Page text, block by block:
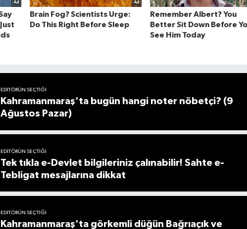
EDITÖRÜN SEÇTIĞI
Kahramanmaraş'ta bugün hangi noter nöbetçi? (9
Ağustos Pazar)
EDITÖRÜN SEÇTIĞI
Tek tıkla e-Devlet bilgileriniz çalınabilir! Sahte e-
Tebligat mesajlarına dikkat
EDITÖRÜN SEÇTIĞI
Kahramanmaraş'ta görkemli düğün Bağrıaçık ve